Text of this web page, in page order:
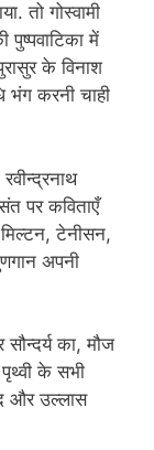
तो गोस्वामी
में
के विनाश
भंग करनी चाही
पर कविताएँ
टेनीसन,
अपनी
का, मौज
के सभी
और उल्लास